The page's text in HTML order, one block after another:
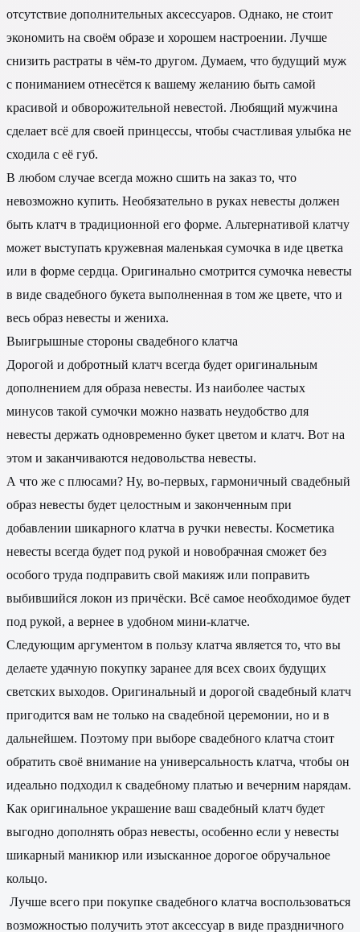
отсутствие дополнительных аксессуаров. Однако, не стоит
экономить на своём образе и хорошем настроении. Лучше
снизить растраты в чём-то другом. Думаем, что будущий муж
с пониманием отнесётся к вашему желанию быть самой
красивой и обворожительной невестой. Любящий мужчина
сделает всё для своей принцессы, чтобы счастливая улыбка не
сходила с её губ.
В любом случае всегда можно сшить на заказ то, что
невозможно купить. Необязательно в руках невесты должен
быть клатч в традиционной его форме. Альтернативой клатчу
может выступать кружевная маленькая сумочка в иде цветка
или в форме сердца. Оригинально смотрится сумочка невесты
в виде свадебного букета выполненная в том же цвете, что и
весь образ невесты и жениха.
Выигрышные стороны свадебного клатча
Дорогой и добротный клатч всегда будет оригинальным
дополнением для образа невесты. Из наиболее частых
минусов такой сумочки можно назвать неудобство для
невесты держать одновременно букет цветом и клатч. Вот на
этом и заканчиваются недовольства невесты.
А что же с плюсами? Ну, во-первых, гармоничный свадебный
образ невесты будет целостным и законченным при
добавлении шикарного клатча в ручки невесты. Косметика
невесты всегда будет под рукой и новобрачная сможет без
особого труда подправить свой макияж или поправить
выбившийся локон из причёски. Всё самое необходимое будет
под рукой, а вернее в удобном мини-клатче.
Следующим аргументом в пользу клатча является то, что вы
делаете удачную покупку заранее для всех своих будущих
светских выходов. Оригинальный и дорогой свадебный клатч
пригодится вам не только на свадебной церемонии, но и в
дальнейшем. Поэтому при выборе свадебного клатча стоит
обратить своё внимание на универсальность клатча, чтобы он
идеально подходил к свадебному платью и вечерним нарядам.
Как оригинальное украшение ваш свадебный клатч будет
выгодно дополнять образ невесты, особенно если у невесты
шикарный маникюр или изысканное дорогое обручальное
кольцо.
Лучше всего при покупке свадебного клатча воспользоваться
возможностью получить этот аксессуар в виде праздничного